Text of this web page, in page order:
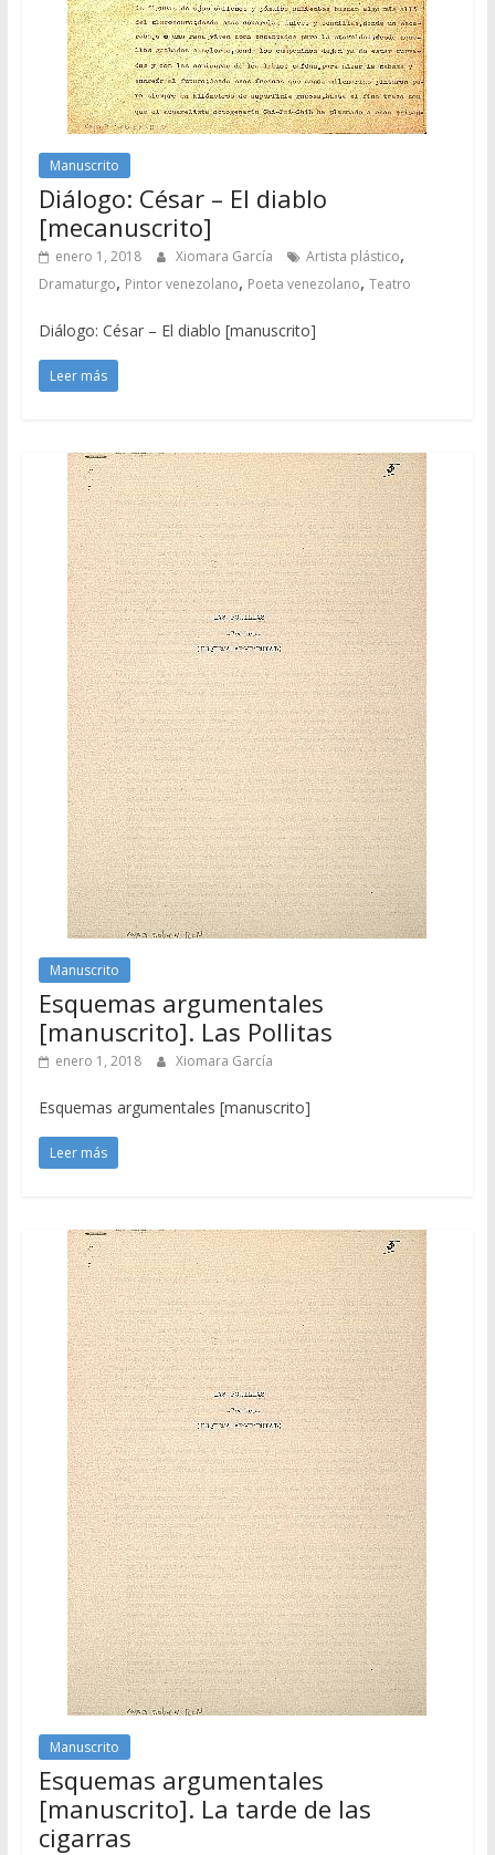
Manuscrito
Diálogo: César – El diablo
[mecanuscrito]
enero 1, 2018 Xiomara García Artista plástico,
Dramaturgo, Pintor venezolano, Poeta venezolano, Teatro
Diálogo: César – El diablo [manuscrito]
Leer más
Manuscrito
Esquemas argumentales
[manuscrito]. Las Pollitas
enero 1, 2018 Xiomara García
Esquemas argumentales [manuscrito]
Leer más
Manuscrito
Esquemas argumentales
[manuscrito]. La tarde de las
cigarras